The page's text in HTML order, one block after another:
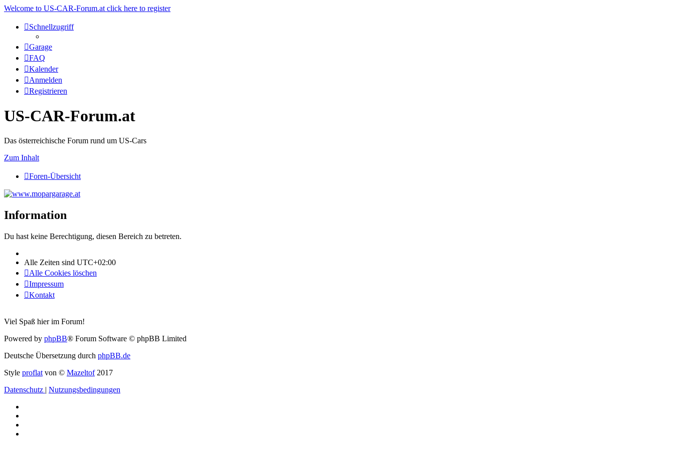
Welcome to US-CAR-Forum.at click here to register
Schnellzugriff
Garage
FAQ
Kalender
Anmelden
Registrieren
US-CAR-Forum.at
Das österreichische Forum rund um US-Cars
Zum Inhalt
Foren-Übersicht
Information
Du hast keine Berechtigung, diesen Bereich zu betreten.
Alle Zeiten sind UTC+02:00
Alle Cookies löschen
Impressum
Kontakt
Viel Spaß hier im Forum!
Powered by phpBB® Forum Software © phpBB Limited
Deutsche Übersetzung durch phpBB.de
Style proflat von © Mazeltof2017
Datenschutz | Nutzungsbedingungen